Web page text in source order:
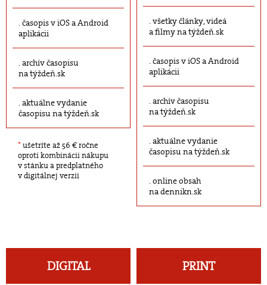
časopis v iOS a Android
aplikácii
archív časopisu
na týždeň.sk
aktuálne vydanie
časopisu na týždeň.sk
* ušetríte až 56 € ročne
oproti kombinácii nákupu
v stánku a predplatného
v digitálnej verzii
všetky články, videá
a filmy na týždeň.sk
časopis v iOS a Android
aplikácii
archív časopisu
na týždeň.sk
aktuálne vydanie
časopisu na týždeň.sk
online obsah
na dennikn.sk
DIGITAL PRINT